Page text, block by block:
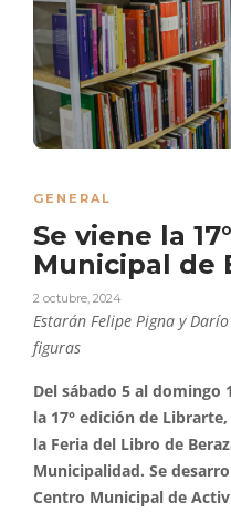
GENERAL
Se viene la
Municipal de
2 octubre, 2024
Estarán Felipe Pigna y
figuras
Del sábado 5 al domingo
la 17° edición de Librarte,
la Feria del Libro de
Municipalidad. Se
Centro Municipal de